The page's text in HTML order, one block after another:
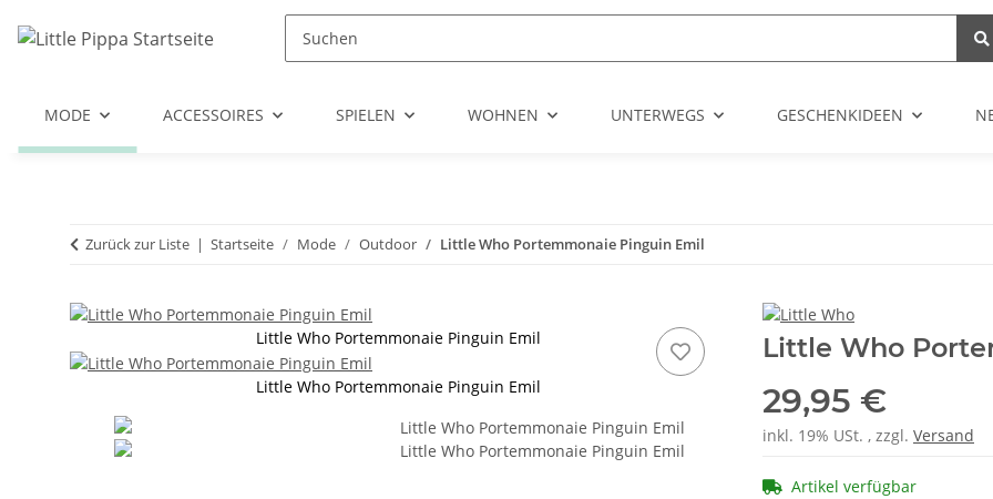
MODE ACCESSOIRES SPIELEN WOHNEN UNTERWEGS GESCHENKIDEEN
Zurück zur Liste Startseite Mode Outdoor Little Who Portemmonaie Pinguin Emil
Little Who Portemmonaie Pinguin Emil
Little Who Portemmonaie Pinguin Emil
Little Who
29,95 €
inkl. 19% USt. , zzgl. Versand
Artikel verfügbar